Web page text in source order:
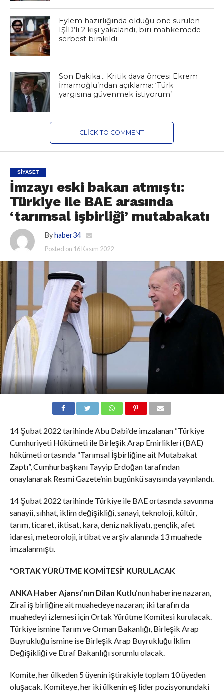
Eylem hazırlığında olduğu öne sürülen
IŞİD’li 2 kişi yakalandı, biri mahkemede
serbest bırakıldı
Son Dakika… Kritik dava öncesi Ekrem
İmamoğlu’ndan açıklama: ‘Türk
yargısına güvenmek istiyorum’
CLICK TO COMMENT
SIYASET
İmzayı eski bakan atmıştı:
Türkiye ile BAE arasında
‘tarımsal işbirliği’ mutabakatı
By haber34
Posted on 16 Kasım 2022
14 Şubat 2022 tarihinde Abu Dabi’de imzalanan “Türkiye
Cumhuriyeti Hükümeti ile Birleşik Arap Emirlikleri (BAE)
hükümeti ortasında “Tarımsal İşbirliğine ait Mutabakat
Zaptı”, Cumhurbaşkanı Tayyip Erdoğan tarafından
onaylanarak Resmi Gazete’nin bugünkü sayısında yayınlandı.
14 Şubat 2022 tarihinde Türkiye ile BAE ortasında savunma
sanayii, sıhhat, iklim değişikliği, sanayi, teknoloji, kültür,
tarım, ticaret, iktisat, kara, deniz nakliyatı, gençlik, afet
idaresi, meteoroloji, irtibat ve arşiv alanında 13 muahede
imzalanmıştı.
“ORTAK YÜRÜTME KOMİTESİ” KURULACAK
ANKA Haber Ajansı’nın Dilan Kutlu‘nun haberine nazaran,
Ziraî iş birliğine ait muahedeye nazaran; iki tarafın da
muahedeyi izlemesi için Ortak Yürütme Komitesi kurulacak.
Türkiye ismine Tarım ve Orman Bakanlığı, Birleşik Arap
Buyrukluğu ismine ise Birleşik Arap Buyrukluğu İklim
Değişikliği ve Etraf Bakanlığı sorumlu olacak.
Komite, her ülkeden 5 üyenin iştirakiyle toplam 10 üyeden
oluşacak. Komiteye, her iki ülkenin eş lider pozisyonundaki